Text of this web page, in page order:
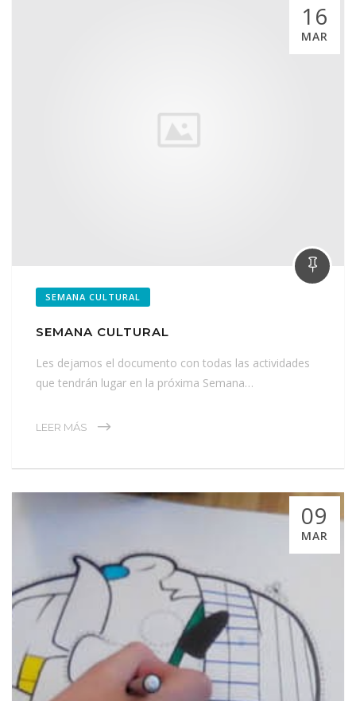
16
MAR
SEMANA CULTURAL
SEMANA CULTURAL
Les dejamos el documento con todas las actividades
que tendrán lugar en la próxima Semana…
LEER MÁS
09
MAR